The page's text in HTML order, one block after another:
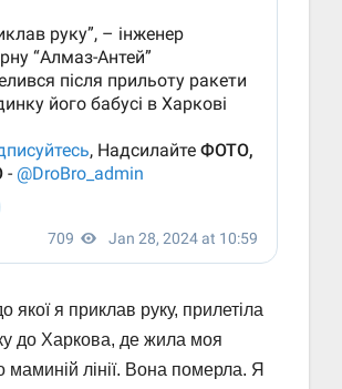
якої я приклав руку, прилетіла
до Харкова, де жила моя
маминій лінії. Вона померла. Я